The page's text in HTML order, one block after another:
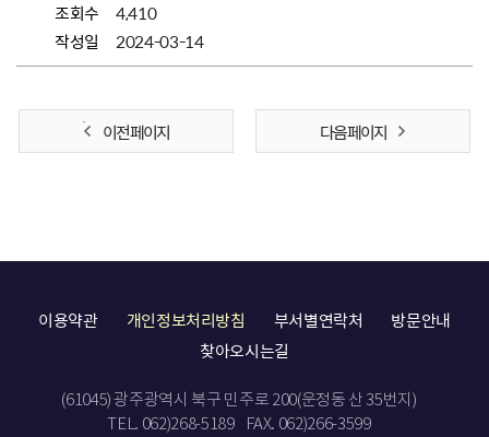
조회수
4,410
작성일
2024-03-14
이전 페이지 다음 페이지
이용약관 개인정보처리방침 부서별연락처
방문안내
찾아오시는길
(61045) 광주광역시 북구 민주로 200(운정동 산 35번지)
TEL. 062)268-5189
FAX. 062)266-3599